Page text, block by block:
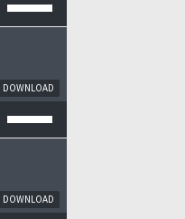
DOWNLOAD
DOWNLOAD